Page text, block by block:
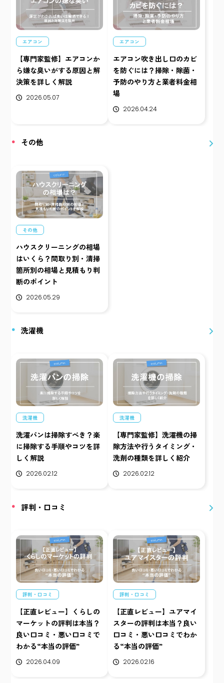
エアコン
【専門家監修】エアコンか
ら嫌な臭いがする原因と解
決策を詳しく解説
2026.05.07
エアコン
エアコン吹き出し口のカビ
を防ぐには？掃除・除菌・
予防のやり方と業者料金相
場
2026.04.24
その他
その他
ハウスクリーニングの相場
はいくら？間取り別・清掃
箇所別の相場と見積もり判
断のポイント
2026.05.29
洗濯機
洗濯機
洗濯パンは掃除すべき？楽
に掃除する手順やコツを詳
しく解説
2026.02.12
洗濯機
【専門家監修】洗濯機の掃
除方法や行うタイミング・
洗剤の種類を詳しく紹介
2026.02.12
評判・口コミ
評判・口コミ
【正直レビュー】くらしの
マーケットの評判は本当？
良い口コミ・悪い口コミで
わかる“本当の評価”
2026.04.09
評判・口コミ
【正直レビュー】ユアマイ
スターの評判は本当？良い
口コミ・悪い口コミでわか
る“本当の評価”
2026.02.16